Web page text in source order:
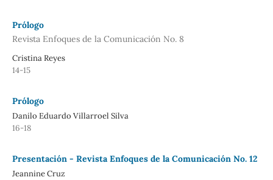
Prólogo
Revista Enfoques de la Comunicación No. 8
Cristina Reyes
14-15
Prólogo
Danilo Eduardo Villarroel Silva
16-18
Presentación - Revista Enfoques de la Comunicación No. 12
Jeannine Cruz